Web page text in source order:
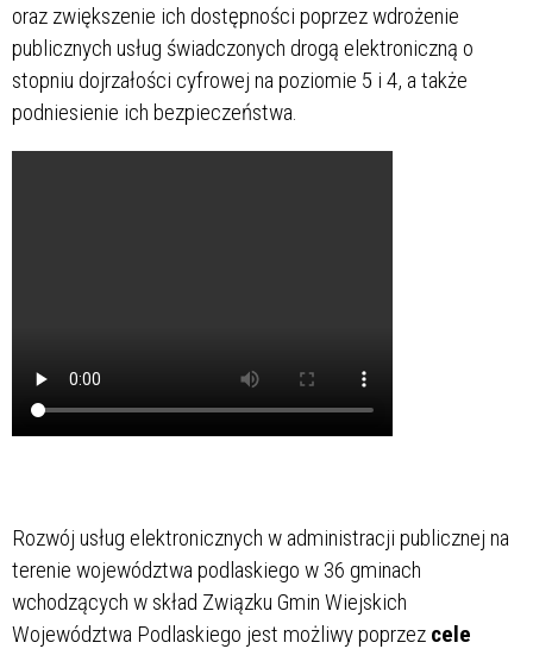
oraz zwiększenie ich dostępności poprzez wdrożenie
publicznych usług świadczonych drogą elektroniczną o
stopniu dojrzałości cyfrowej na poziomie 5 i 4, a także
podniesienie ich bezpieczeństwa.
Rozwój usług elektronicznych w administracji publicznej na
terenie województwa podlaskiego w 36 gminach
wchodzących w skład Związku Gmin Wiejskich
Województwa Podlaskiego jest możliwy poprzez cele